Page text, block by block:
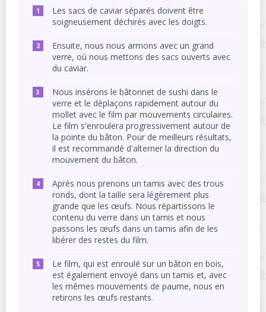
Les sacs de caviar séparés doivent être
soigneusement déchirés avec les doigts.
Ensuite, nous nous armons avec un grand
verre, où nous mettons des sacs ouverts avec
du caviar.
Nous insérons le bâtonnet de sushi dans le
verre et le déplaçons rapidement autour du
mollet avec le film par mouvements circulaires.
Le film s'enroulera progressivement autour de
la pointe du bâton. Pour de meilleurs résultats,
il est recommandé d'alterner la direction du
mouvement du bâton.
Après nous prenons un tamis avec des trous
ronds, dont la taille sera légèrement plus
grande que les œufs. Nous répartissons le
contenu du verre dans un tamis et nous
passons les œufs dans un tamis afin de les
libérer des restes du film.
Le film, qui est enroulé sur un bâton en bois,
est également envoyé dans un tamis et, avec
les mêmes mouvements de paume, nous en
retirons les œufs restants.